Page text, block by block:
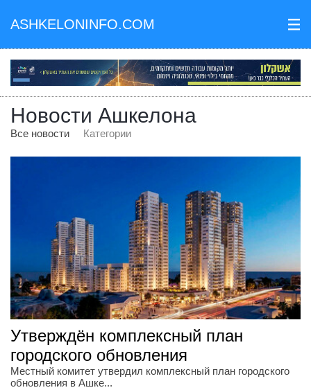
ASHKELONINFO.COM III
Новости Ашкелона
Все новости Категории
Утверждён комплексный план
городского обновления
Местный комитет утвердил комплексный план городского
обновления в Ашке...